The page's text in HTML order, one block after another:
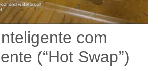
com
(“Hot Swap”)